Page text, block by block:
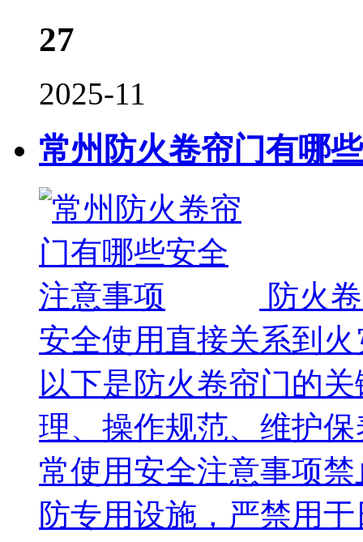
27
2025-11
常州防火卷帘门有哪
防火
安全使用直接关系到
以下是防火卷帘门的
理、操作规范、维护
常使用安全注意事项
防专用设施，严禁用